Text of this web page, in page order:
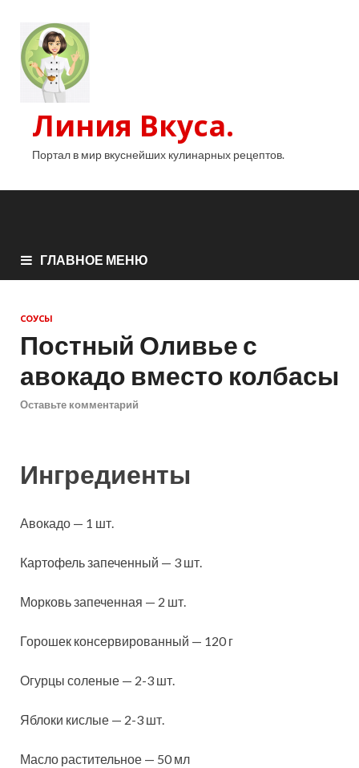
Линия Вкуса.
Портал в мир вкуснейших кулинарных рецептов.
ГЛАВНОЕ МЕНЮ
СОУСЫ
Постный Оливье с
авокадо вместо колбасы
Оставьте комментарий
Ингредиенты
Авокадо — 1 шт.
Картофель запеченный — 3 шт.
Морковь запеченная — 2 шт.
Горошек консервированный — 120 г
Огурцы соленые — 2-3 шт.
Яблоки кислые — 2-3 шт.
Масло растительное — 50 мл